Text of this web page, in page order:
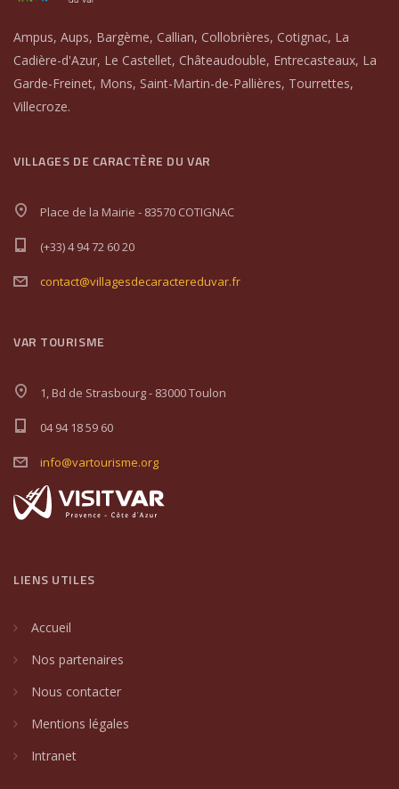
Ampus, Aups, Bargème, Callian, Collobrières, Cotignac, La
Cadière-d'Azur, Le Castellet, Châteaudouble, Entrecasteaux, La
Garde-Freinet, Mons, Saint-Martin-de-Pallières, Tourrettes,
Villecroze.
VILLAGES DE CARACTÈRE DU VAR
Place de la Mairie - 83570 COTIGNAC
(+33) 4 94 72 60 20
contact@villagesdecaractereduvar.fr
VAR TOURISME
1, Bd de Strasbourg - 83000 Toulon
04 94 18 59 60
info@vartourisme.org
LIENS UTILES
Accueil
Nos partenaires
Nous contacter
Mentions légales
Intranet